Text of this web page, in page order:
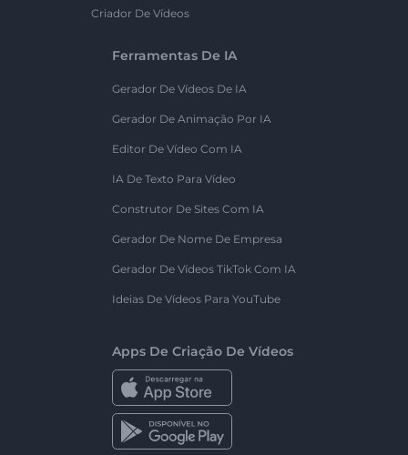
Criador De Vídeos
Ferramentas De IA
Gerador De Vídeos De IA
Gerador De Animação Por IA
Editor De Vídeo Com IA
IA De Texto Para Vídeo
Construtor De Sites Com IA
Gerador De Nome De Empresa
Gerador De Vídeos TikTok Com IA
Ideias De Vídeos Para YouTube
Apps De Criação De Vídeos